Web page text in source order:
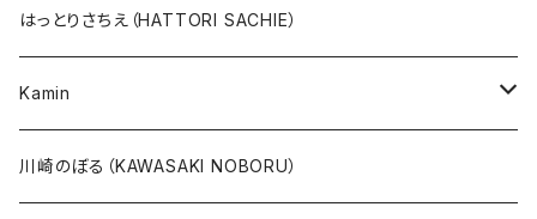
10万未満
20万未満
本、カレンダー
イバラード新作版画2026
鉄腕アトム
ジャングル大帝
人気作品TOP10
版画
あしたのジョー
その他
人気作品TOP5
はっとりさちえ（HATTORI SACHIE）
Kamin
版画
川崎のぼる（KAWASAKI NOBORU）